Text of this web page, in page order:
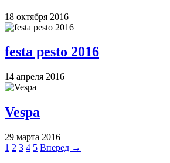
18 октября 2016
festa pesto 2016
14 апреля 2016
Vespa
29 марта 2016
1 2 3 4 5 Вперед →